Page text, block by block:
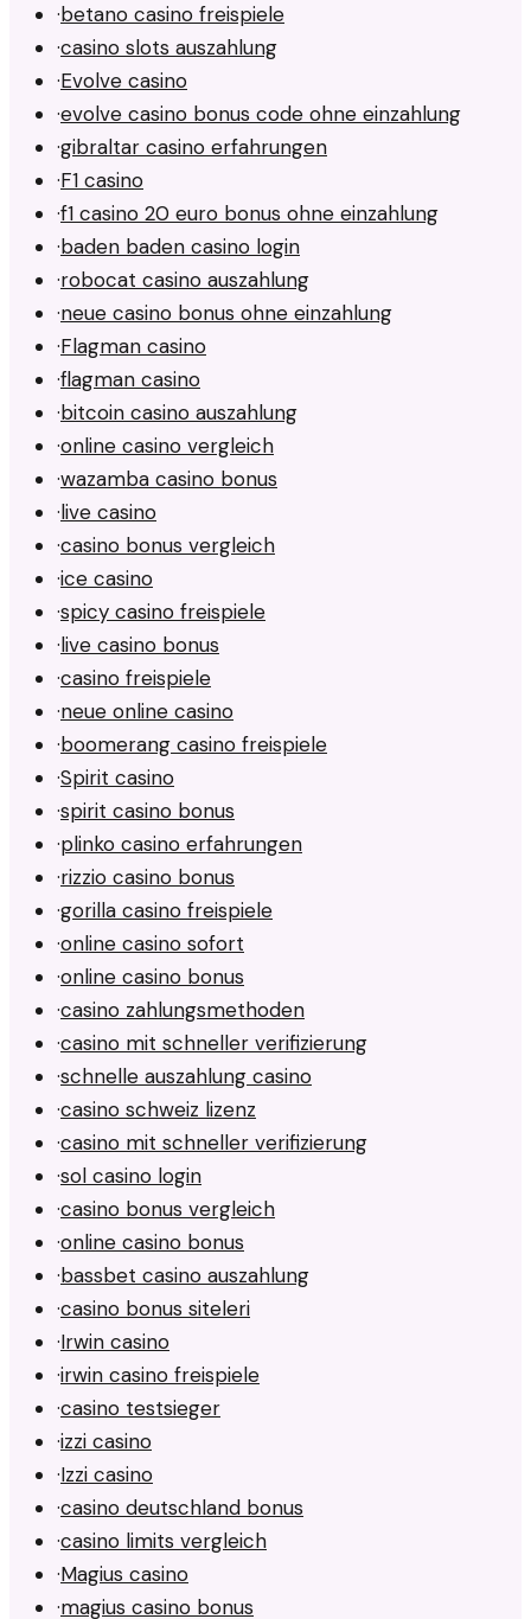
·betano casino freispiele
·casino slots auszahlung
·Evolve casino
·evolve casino bonus code ohne einzahlung
·gibraltar casino erfahrungen
·F1 casino
·f1 casino 20 euro bonus ohne einzahlung
·baden baden casino login
·robocat casino auszahlung
·neue casino bonus ohne einzahlung
·Flagman casino
·flagman casino
·bitcoin casino auszahlung
·online casino vergleich
·wazamba casino bonus
·live casino
·casino bonus vergleich
·ice casino
·spicy casino freispiele
·live casino bonus
·casino freispiele
·neue online casino
·boomerang casino freispiele
·Spirit casino
·spirit casino bonus
·plinko casino erfahrungen
·rizzio casino bonus
·gorilla casino freispiele
·online casino sofort
·online casino bonus
·casino zahlungsmethoden
·casino mit schneller verifizierung
·schnelle auszahlung casino
·casino schweiz lizenz
·casino mit schneller verifizierung
·sol casino login
·casino bonus vergleich
·online casino bonus
·bassbet casino auszahlung
·casino bonus siteleri
·Irwin casino
·irwin casino freispiele
·casino testsieger
·izzi casino
·Izzi casino
·casino deutschland bonus
·casino limits vergleich
·Magius casino
·magius casino bonus